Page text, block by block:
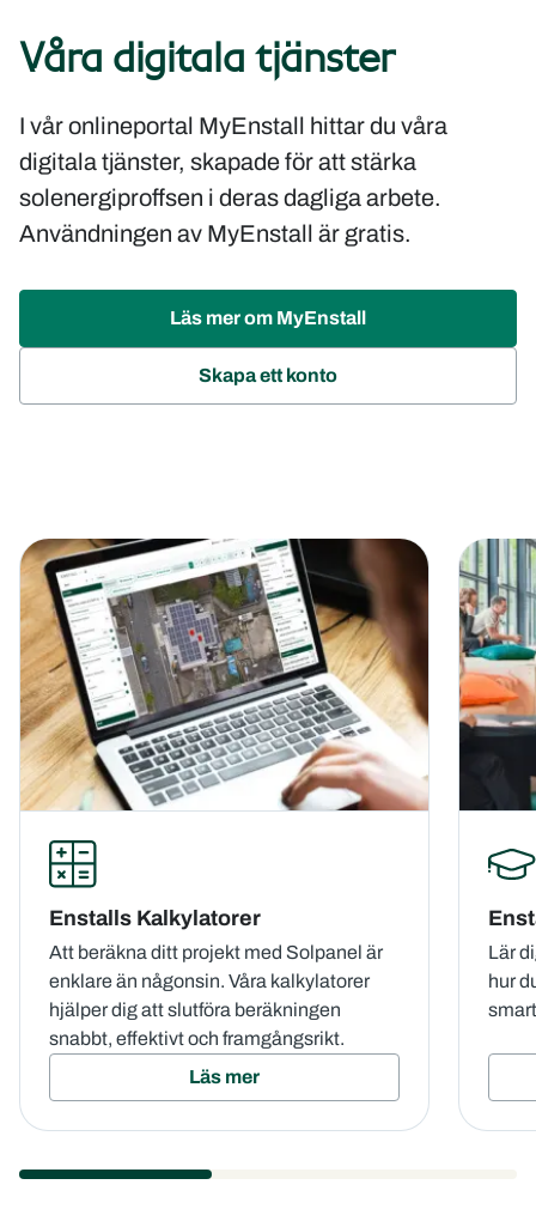
Våra digitala tjänster
I vår onlineportal MyEnstall hittar du våra
digitala tjänster, skapade för att stärka
solenergiproffsen i deras dagliga arbete.
Användningen av MyEnstall är gratis.
Läs mer om MyEnstall
Skapa ett konto(opens
Enstalls Kalkylatorer
Att beräkna ditt projekt med Solpanel är
enklare än någonsin. Våra kalkylatorer
hjälper dig att slutföra beräkningen
snabbt, effektivt och framgångsrikt.
Läs mer
Lär
hur